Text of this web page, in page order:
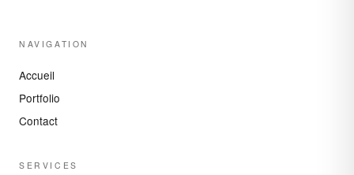
NAVIGATION
Accueil
Portfolio
Contact
SERVICES